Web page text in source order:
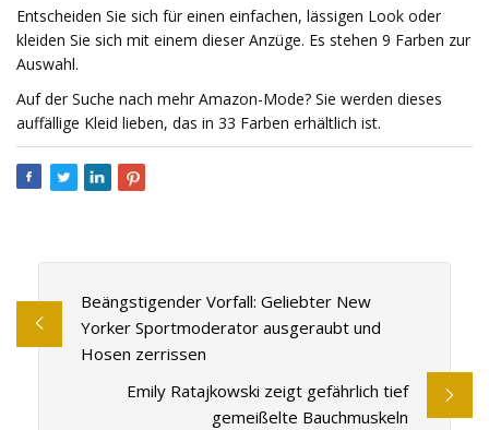
Entscheiden Sie sich für einen einfachen, lässigen Look oder
kleiden Sie sich mit einem dieser Anzüge. Es stehen 9 Farben zur
Auswahl.
Auf der Suche nach mehr Amazon-Mode? Sie werden dieses
auffällige Kleid lieben, das in 33 Farben erhältlich ist.
Beängstigender Vorfall: Geliebter New
Yorker Sportmoderator ausgeraubt und
Hosen zerrissen
Emily Ratajkowski zeigt gefährlich tief
gemeißelte Bauchmuskeln